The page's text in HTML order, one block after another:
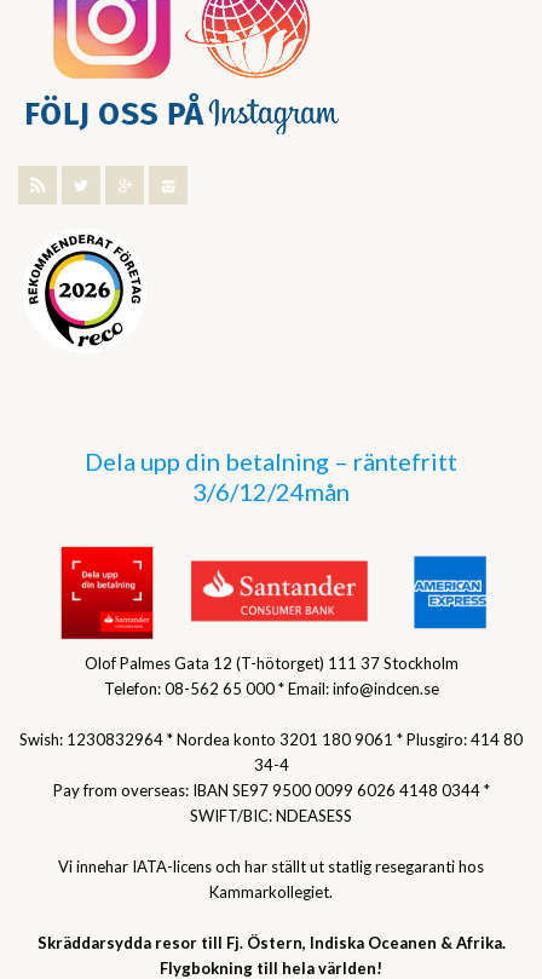
Dela upp din betalning – räntefritt
3/6/12/24mån
Olof Palmes Gata 12 (T-hötorget) 111 37 Stockholm
Telefon: 08-562 65 000 * Email: info@indcen.se
Swish: 1230832964 * Nordea konto 3201 180 9061 * Plusgiro: 414 80
34-4
Pay from overseas: IBAN SE97 9500 0099 6026 4148 0344 *
SWIFT/BIC: NDEASESS
Vi innehar IATA-licens och har ställt ut statlig resegaranti hos
Kammarkollegiet.
Skräddarsydda resor till Fj. Östern, Indiska Oceanen & Afrika.
Flygbokning till hela världen!